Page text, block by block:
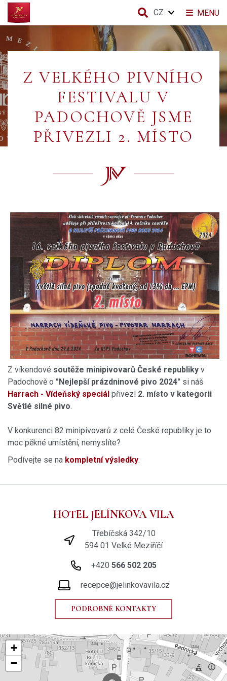
Z VELKÉHO PIVNÍHO
FESTIVALU V
PADOCHOVĚ JSME
PŘIVEZLI 2. MÍSTO
Z víkendové soutěže minipivovarů České republiky v
Padochově o "Nejlepší prázdninové pivo 2024" si náš
Harrach - Vídeňský speciál přivezl 2. místo v kategorii
Světlé silné pivo.
V konkurenci 82 minipivovarů z celé České republiky je to
moc pěkné umístění, nemyslíte?
Podívejte se na kompletní výsledky.
HOTEL JELÍNKOVA VILA
Třebíčská 342/10
594 01 Velké Meziříčí
+420 566 502 205
recepce@jelinkovavila.cz
PODROBNÉ KONTAKTY
+
−
MENU
CZ